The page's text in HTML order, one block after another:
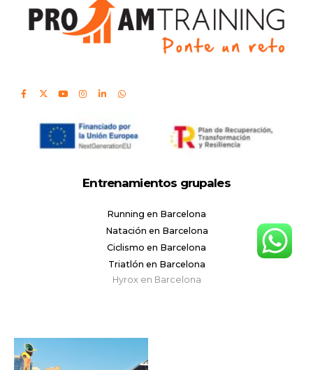
Entrenamientos grupales
Running en Barcelona
Natación en Barcelona
Ciclismo en Barcelona
Triatlón en Barcelona
Hyrox en Barcelona